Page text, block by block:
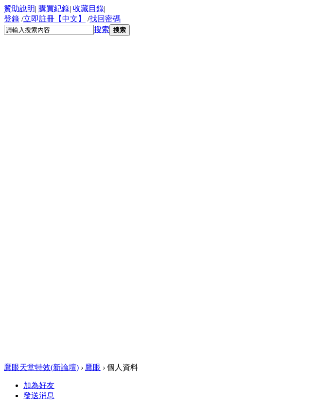
贊助說明| 購買紀錄| 收藏目錄|
登錄 /立即註冊【中文】 /找回密碼
搜索 搜索
鷹眼天堂特效(新論壇) › 鷹眼 › 個人資料
加為好友
發送消息